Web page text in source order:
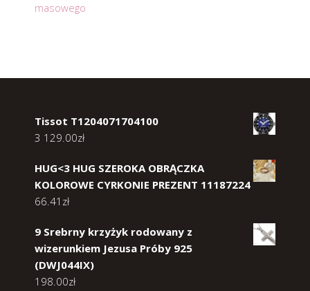
masowego
Tissot T1204071704100
3 129.00zł
HUG<3 HUG SZEROKA OBRĄCZKA
KOLOROWE CYRKONIE PREZENT 11187224
66.41 zł
9 Srebrny krzyżyk rodowany z
wizerunkiem Jezusa Próby 925
(DWJ044IX)
198.00zł